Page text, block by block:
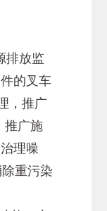
排放监
的叉车
，推广
推广施
理噪
重污染